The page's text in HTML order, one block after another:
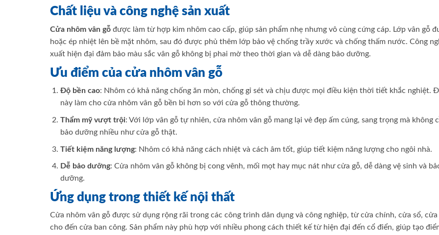
Chất liệu và công nghệ sản xuất
Cửa nhôm vân gỗ được làm từ hợp kim nhôm cao cấp, giúp sản phẩm nhẹ nhưng vô cùng cứng cáp. Lớp vân gỗ
hoặc ép nhiệt lên bề mặt nhôm, sau đó được phủ thêm lớp bảo vệ chống trầy xước và chống thấm nước. Công
xuất hiện đại đảm bảo màu sắc vân gỗ không bị phai mờ theo thời gian và dễ dàng bảo dưỡng.
Ưu điểm của cửa nhôm vân gỗ
Độ bền cao: Nhôm có khả năng chống ăn mòn, chống gỉ sét và chịu được mọi điều kiện thời tiết khắc nghiệt.
này làm cho cửa nhôm vân gỗ bền bỉ hơn so với cửa gỗ thông thường.
Thẩm mỹ vượt trội: Với lớp vân gỗ tự nhiên, cửa nhôm vân gỗ mang lại vẻ đẹp ấm cúng, sang trọng mà không
bảo dưỡng nhiều như cửa gỗ thật.
Tiết kiệm năng lượng: Nhôm có khả năng cách nhiệt và cách âm tốt, giúp tiết kiệm năng lượng cho ngôi nhà.
Dễ bảo dưỡng: Cửa nhôm vân gỗ không bị cong vênh, mối mọt hay mục nát như cửa gỗ, dễ dàng vệ sinh và
dưỡng.
Ứng dụng trong thiết kế nội thất
Cửa nhôm vân gỗ được sử dụng rộng rãi trong các công trình dân dụng và công nghiệp, từ cửa chính, cửa sổ,
cho đến cửa ban công. Sản phẩm này phù hợp với nhiều phong cách thiết kế từ hiện đại đến cổ điển, giúp tạo